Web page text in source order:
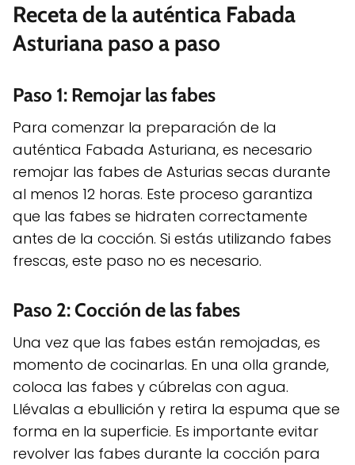
Receta de la auténtica Fabada
Asturiana paso a paso
Paso 1: Remojar las fabes
Para comenzar la preparación de la
auténtica Fabada Asturiana, es necesario
remojar las fabes de Asturias secas durante
al menos 12 horas. Este proceso garantiza
que las fabes se hidraten correctamente
antes de la cocción. Si estás utilizando fabes
frescas, este paso no es necesario.
Paso 2: Cocción de las fabes
Una vez que las fabes están remojadas, es
momento de cocinarlas. En una olla grande,
coloca las fabes y cúbrelas con agua.
Llévalas a ebullición y retira la espuma que se
forma en la superficie. Es importante evitar
revolver las fabes durante la cocción para